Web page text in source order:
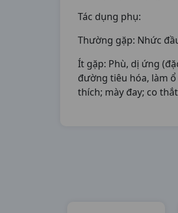
Tác dụng phụ:
Thường gặp: Nhức
Ít gặp: Phù, dị ứng
đường tiêu hóa, làm
thích; mày đay; co